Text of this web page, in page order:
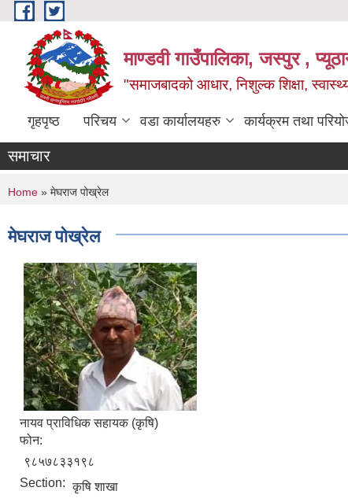
Skip to main content
माण्डवी गाउँपालिका, जस्पुर ,
"समाजबादको आधार, निशुल्क शिक्षा,
गृहपृष्ठ परिचय वडा कार्यालयहरु कार्यक्रम तथा
समाचार
You are here
Home » मेघराज पोख्रेल
मेघराज पोख्रेल
नायव प्राविधिक सहायक (कृषि)
फोन:
९८५७८३३१९८
Section: कृषि शाखा